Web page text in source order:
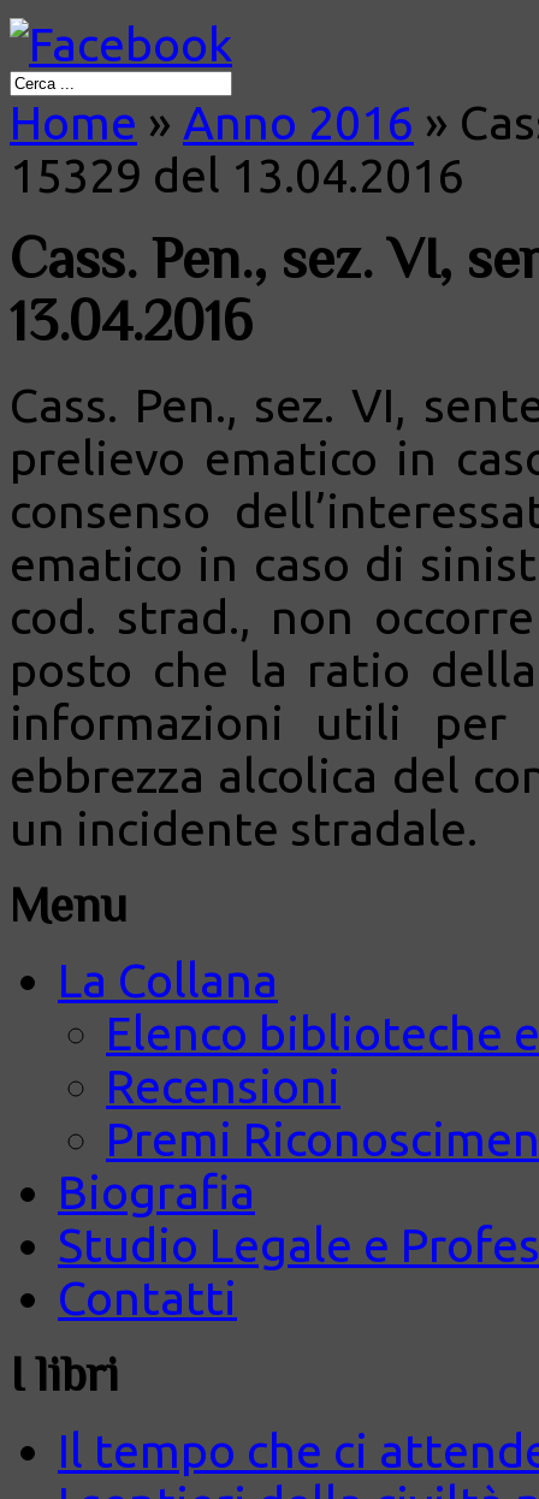
Home » Anno 2016 »
15329 del 13.04.2016
Cass. Pen., sez. VI,
13.04.2016
Cass. Pen., sez. VI,
prelievo ematico in
consenso
ematico in caso di
cod. strad., non
posto che la ratio
informazioni utili
ebbrezza alcolica del
un incidente stradale.
Menu
La Collana
Elenco biblioteche
Recensioni
Premi
Biografia
Studio Legale e
Contatti
I libri
Il tempo che ci